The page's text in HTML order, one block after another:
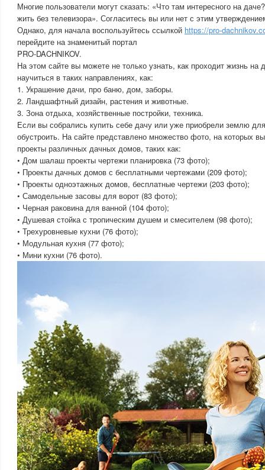
Многие пользователи могут сказать: «Что там интересного на
жить без телевизора». Согласитесь вы или нет с этим
Однако, для начала воспользуйтесь ссылкой https://pro-
перейдите на знаменитый портал
PRO-DACHNIKOV.
На этом сайте вы можете не только узнать, как проходит жизнь на
научиться в таких направлениях, как:
1. Украшение дачи, про баню, дом, заборы.
2. Ландшафтный дизайн, растения и животные.
3. Зона отдыха, хозяйственные постройки, техника.
Если вы собрались купить себе дачу или уже приобрели землю
обустроить. На сайте представлено множество фото, на которых
проекты различных дачных домов, таких как:
• Дом шалаш проекты чертежи планировка (73 фото);
• Проекты дачных домов с бесплатными чертежами (209 фото);
• Проекты одноэтажных домов, бесплатные чертежи (203 фото);
• Самодельные засовы для ворот (83 фото);
• Черная раковина для ванной (104 фото);
• Душевая стойка с тропическим душем и смесителем (98 фото);
• Трехуровневые кухни (76 фото);
• Модульная кухня (77 фото);
• Мини кухни (76 фото).